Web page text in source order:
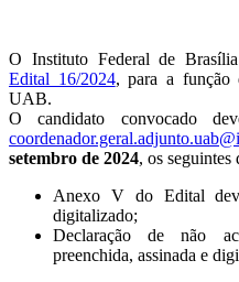
O Instituto Federal de
Edital 16/2024, para a função
UAB.
O candidato convocado
setembro de 2024, os seguintes
Anexo V do Edital
digitalizado;
Declaração de não
preenchida, assinada e